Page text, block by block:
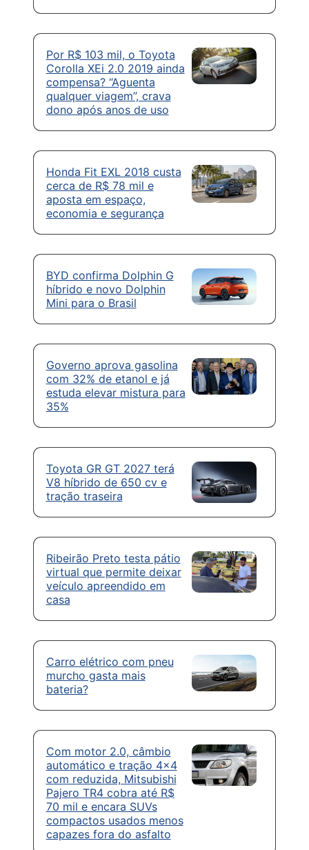
Por R$ 103 mil, o Toyota
Corolla XEi 2.0 2019 ainda
compensa? “Aguenta
qualquer viagem”, crava
dono após anos de uso
Honda Fit EXL 2018 custa
cerca de R$ 78 mil e
aposta em espaço,
economia e segurança
BYD confirma Dolphin G
híbrido e novo Dolphin
Mini para o Brasil
Governo aprova gasolina
com 32% de etanol e já
estuda elevar mistura para
35%
Toyota GR GT 2027 terá
V8 híbrido de 650 cv e
tração traseira
Ribeirão Preto testa pátio
virtual que permite deixar
veículo apreendido em
casa
Carro elétrico com pneu
murcho gasta mais
bateria?
Com motor 2.0, câmbio
automático e tração 4×4
com reduzida, Mitsubishi
Pajero TR4 cobra até R$
70 mil e encara SUVs
compactos usados menos
capazes fora do asfalto